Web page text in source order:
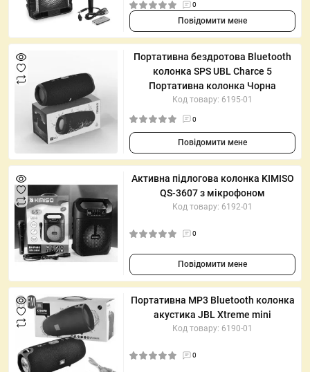
0
Повідомити мене
Портативна бездротова Bluetooth
колонка SPS UBL Charce 5
Портативна колонка Чорна
Код товару: 6195-01
0
Повідомити мене
Активна підлогова колонка KIMISO
QS-3607 з мікрофоном
Код товару: 6192-01
0
Повідомити мене
Портативна MP3 Bluetooth колонка
акустика JBL Xtreme mini
Код товару: 6190-01
0